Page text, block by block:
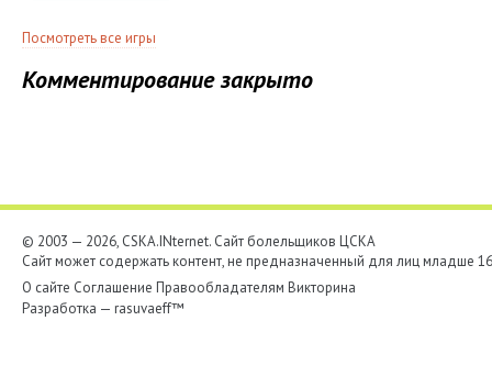
Посмотреть все игры
Комментирование закрыто
© 2003 — 2026, CSKA.INternet. Cайт болельщиков ЦСКА
Сайт может содержать контент, не предназначенный для лиц младше
О сайте Соглашение Правообладателям Викторина
Разработка — rasuvaeff™